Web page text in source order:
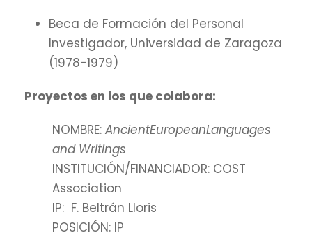
Beca de Formación del Personal
Investigador, Universidad de Zaragoza
(1978-1979)
Proyectos en los que colabora:
NOMBRE: AncientEuropeanLanguages
and Writings
INSTITUCIÓN/FINANCIADOR: COST
Association
IP: F. Beltrán Lloris
POSICIÓN: IP